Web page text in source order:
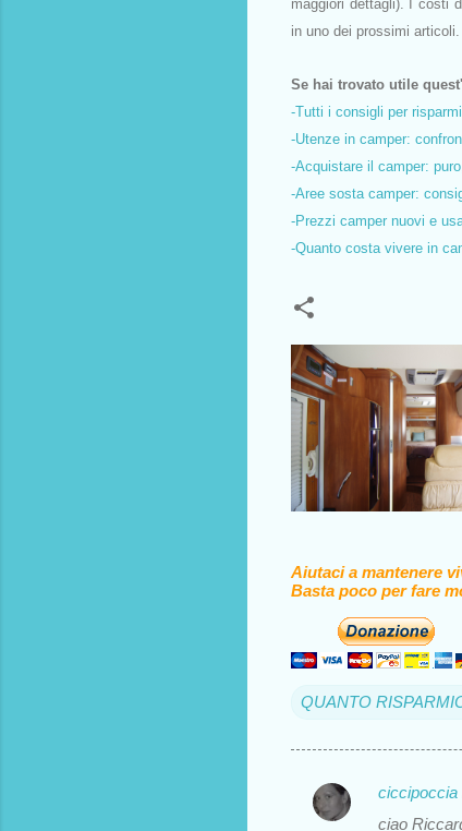
maggiori dettagli). I costi
in uno dei prossimi articoli.
Se hai trovato utile
-Tutti i consigli per
-Utenze in camper:
-Acquistare il camper:
-Aree sosta camper:
-Prezzi camper nuovi e
-Quanto costa vivere in
Aiutaci a mantenere
Basta poco per fare
QUANTO
C
ciccipoccia
ciao